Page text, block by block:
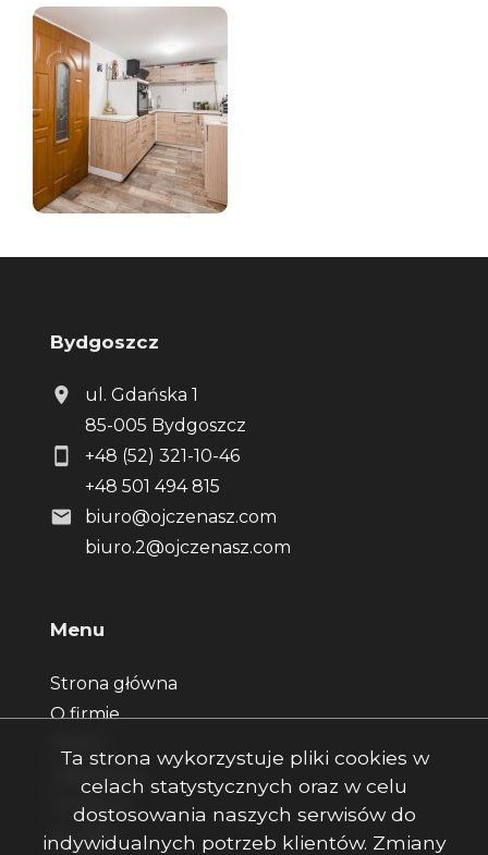
Bydgoszcz
ul. Gdańska 1
85-005 Bydgoszcz
+48 (52) 321-10-46
+48 501 494 815
biuro@ojczenasz.com
biuro.2@ojczenasz.com
Menu
Strona główna
O firmie
Zgłoszenia
Ulubione
Kontakt
Ta strona wykorzystuje pliki cookies w
celach statystycznych oraz w celu
dostosowania naszych serwisów do
indywidualnych potrzeb klientów. Zmiany